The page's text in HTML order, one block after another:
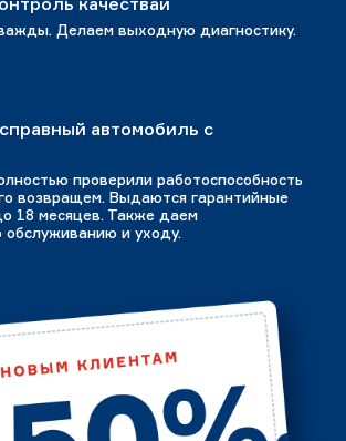
Делаем выходную диагностику.
автомобиль с
проверили работоспособность
возвращем. Выдаются гарантийные
18 месяцев. Также даем
и уходу.